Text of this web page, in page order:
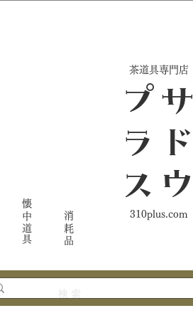
​茶道具専門店
懐中道具 消耗品
サ
ド
ウ
プ
ラ
ス
310plus.com